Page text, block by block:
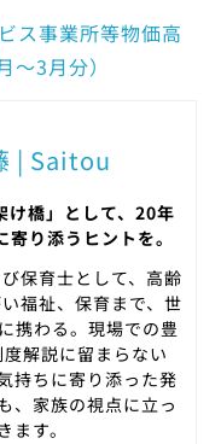
ス事業所等物価高
3月分）
| Saitou
け橋」として、20年
り添うヒントを。
保育士として、高齢
福祉、保育まで、世
携わる。現場での豊
解説に留まらない
持ちに寄り添った発
、家族の視点に立っ
す。